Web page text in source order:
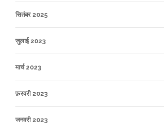
सितंबर 2025
जुलाई 2023
मार्च 2023
फ़रवरी 2023
जनवरी 2023